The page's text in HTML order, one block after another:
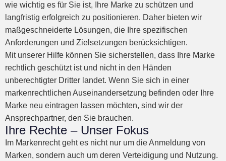
wie wichtig es für Sie ist, Ihre Marke zu schützen und
langfristig erfolgreich zu positionieren. Daher bieten wir
maßgeschneiderte Lösungen, die Ihre spezifischen
Anforderungen und Zielsetzungen berücksichtigen.
Mit unserer Hilfe können Sie sicherstellen, dass Ihre Marke
rechtlich geschützt ist und nicht in den Händen
unberechtigter Dritter landet. Wenn Sie sich in einer
markenrechtlichen Auseinandersetzung befinden oder Ihre
Marke neu eintragen lassen möchten, sind wir der
Ansprechpartner, den Sie brauchen.
Ihre Rechte – Unser Fokus
Im Markenrecht geht es nicht nur um die Anmeldung von
Marken, sondern auch um deren Verteidigung und Nutzung.